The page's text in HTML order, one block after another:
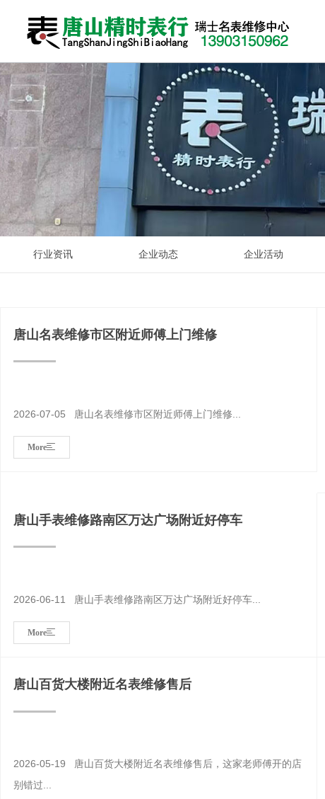
关于我们
唐山精时表行：瑞士名表维修中心，钟表维修中心于2018年由
市商业局、市百公司钟表售后维修站退休的几位专业技师组
成。专业维修瑞士品牌各种腕表、洗油检修、维护保养...
手机维修品牌
唐山瑞士名表维修中心手表专业维修瑞士品牌各种腕表、洗油
检修、维护保养。经销各种钟表配件及维修专用工具设备。维
修保养各种石英钟表、机械坐挂钟、落地大钟。原厂石英表电
池更换、原厂表带订制、表针表盘翻新、表壳表带翻新等业
务...
新闻资讯
名表相关新闻资讯，手表品牌大全、名表鉴赏、名人名表、手
表导购、手表学院
查看详情
行业资讯 企业动态 企业活动
唐山名表维修市区附近师傅上门维修
2026-07-05 唐山名表维修市区附近师傅上门维修...
More
唐山手表维修路南区万达广场附近好停车
2026-06-11 唐山手表维修路南区万达广场附近好停车...
More
唐山百货大楼附近名表维修售后
2026-05-19 唐山百货大楼附近名表维修售后，这家老师傅开的店
别错过...